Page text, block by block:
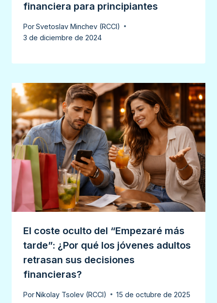
financiera para principiantes
PorSvetoslav Minchev (RCCI)
3 de diciembre de 2024
El coste oculto del “Empezaré más
tarde”: ¿Por qué los jóvenes adultos
retrasan sus decisiones
financieras?
PorNikolay Tsolev (RCCI) 15 de octubre de 2025